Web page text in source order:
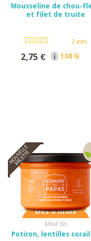
Mousseline de chou-
et filet de truite
2 avis
2,75 € 130 G NET
NOUVELLE
RECETTE
Dès 6 mois
Mixé fin
Potiron, lentilles